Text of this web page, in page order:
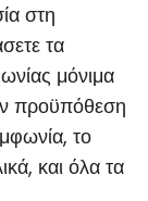
στη
τα
μόνιμα
προϋπόθεση
το
και όλα τα